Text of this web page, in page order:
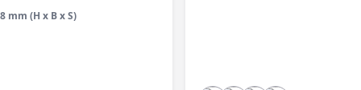
mm (H x B x S)